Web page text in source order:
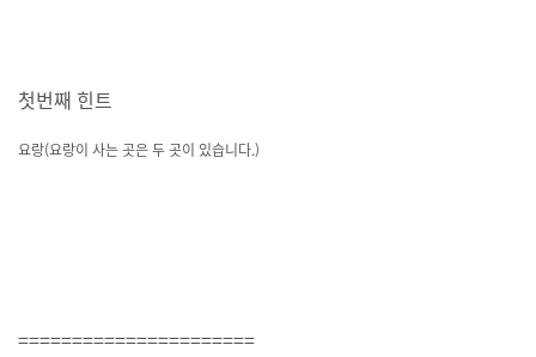
첫번째 힌트
요랑(요랑이 사는 곳은 두 곳이 있습니다.)
======================